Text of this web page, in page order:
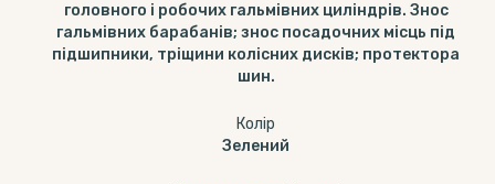
головного і робочих гальмівних циліндрів. Знос
гальмівних барабанів; знос посадочних місць під
підшипники, тріщини колісних дисків; протектора
шин.
Колір
Зелений